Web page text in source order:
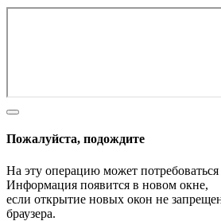
Пожалуйста, подождите
На эту операцию может потребоваться
Информация появится в новом окне,
если открытие новых окон не
браузера.